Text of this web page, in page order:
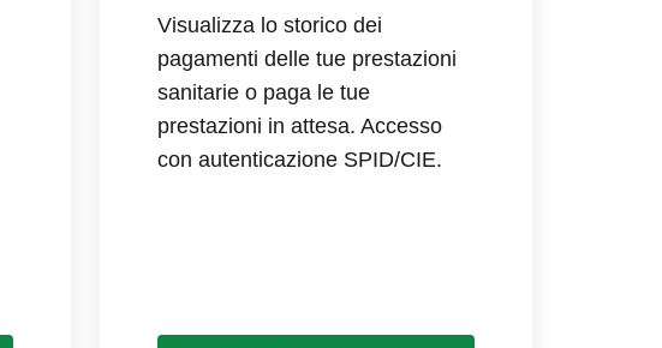
Visualizza lo storico dei
pagamenti delle tue prestazioni
sanitarie o paga le tue
prestazioni in attesa. Accesso
con autenticazione SPID/CIE.